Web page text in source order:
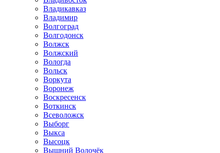
Владикавказ
Владимир
Волгоград
Волгодонск
Волжск
Волжский
Вологда
Вольск
Воркута
Воронеж
Воскресенск
Воткинск
Всеволожск
Выборг
Выкса
Высоцк
Вышний Волочёк